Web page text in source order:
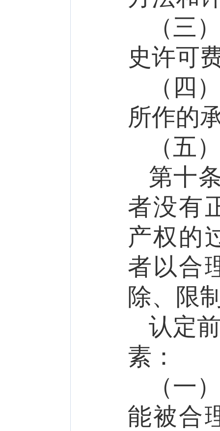
（三
史许可
（四
所作的
（五
第十
者没有
产权的
者以合
除、限
认定
素：
（一
能被合